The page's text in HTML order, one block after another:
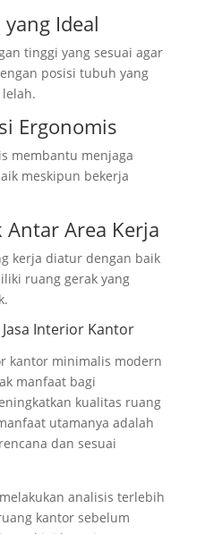
Ideal
tinggi yang sesuai agar
posisi tubuh yang
Ergonomis
membantu menjaga
meskipun bekerja
Antar Area Kerja
kerja diatur dengan baik
ruang gerak yang
Interior Kantor
kantor minimalis modern
manfaat bagi
kualitas ruang
utamanya adalah
dan sesuai
analisis terlebih
kantor sebelum